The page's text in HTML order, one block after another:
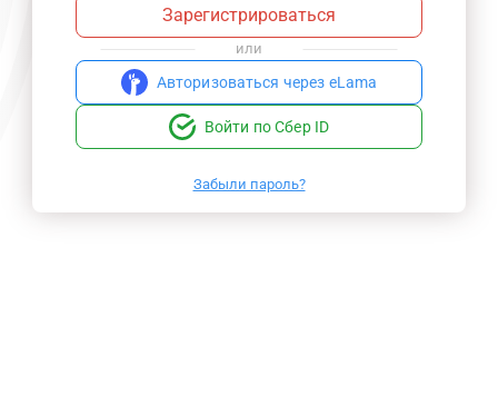
Зарегистрироваться
или
Авторизоваться через eLama
Войти по Сбер ID
Забыли пароль?